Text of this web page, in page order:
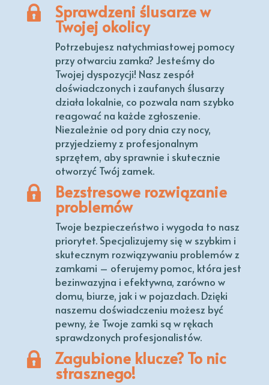
Sprawdzeni ślusarze w
Twojej okolicy
Potrzebujesz natychmiastowej pomocy
przy otwarciu zamka? Jesteśmy do
Twojej dyspozycji! Nasz zespół
doświadczonych i zaufanych ślusarzy
działa lokalnie, co pozwala nam szybko
reagować na każde zgłoszenie.
Niezależnie od pory dnia czy nocy,
przyjedziemy z profesjonalnym
sprzętem, aby sprawnie i skutecznie
otworzyć Twój zamek.
Bezstresowe rozwiązanie
problemów
Twoje bezpieczeństwo i wygoda to nasz
priorytet. Specjalizujemy się w szybkim i
skutecznym rozwiązywaniu problemów z
zamkami – oferujemy pomoc, która jest
bezinwazyjna i efektywna, zarówno w
domu, biurze, jak i w pojazdach. Dzięki
naszemu doświadczeniu możesz być
pewny, że Twoje zamki są w rękach
sprawdzonych profesjonalistów.
Zagubione klucze? To nic
strasznego!